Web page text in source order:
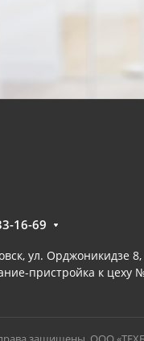
16-69
ул. Орджоникидзе
пристройка к цеху